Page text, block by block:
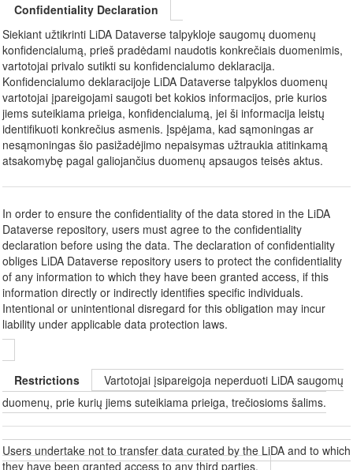
Confidentiality Declaration
Siekiant užtikrinti LiDA Dataverse talpykloje saugomų duomenų
konfidencialumą, prieš pradėdami naudotis konkrečiais duomenimis,
vartotojai privalo sutikti su konfidencialumo deklaracija.
Konfidencialumo deklaracijoje LiDA Dataverse talpyklos duomenų
vartotojai įpareigojami saugoti bet kokios informacijos, prie kurios
jiems suteikiama prieiga, konfidencialumą, jei ši informacija leistų
identifikuoti konkrečius asmenis. Įspėjama, kad sąmoningas ar
nesąmoningas šio pasižadėjimo nepaisymas užtraukia atitinkamą
atsakomybę pagal galiojančius duomenų apsaugos teisės aktus.
In order to ensure the confidentiality of the data stored in the LiDA
Dataverse repository, users must agree to the confidentiality
declaration before using the data. The declaration of confidentiality
obliges LiDA Dataverse repository users to protect the confidentiality
of any information to which they have been granted access, if this
information directly or indirectly identifies specific individuals.
Intentional or unintentional disregard for this obligation may incur
liability under applicable data protection laws.
Restrictions
Vartotojai įsipareigoja neperduoti LiDA saugomų
duomenų, prie kurių jiems suteikiama prieiga, trečiosioms šalims.
Users undertake not to transfer data curated by the LiDA and to which
they have been granted access to any third parties.